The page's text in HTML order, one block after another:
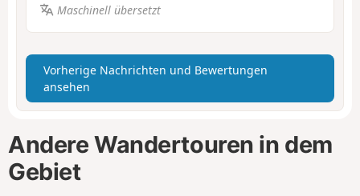
Maschinell übersetzt
Vorherige Nachrichten und Bewertungen
ansehen
Andere Wandertouren in dem
Gebiet